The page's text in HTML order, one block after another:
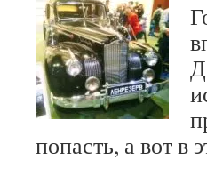
попасть, а вот в